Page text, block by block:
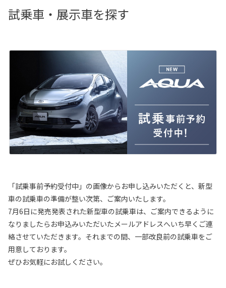
試乗車・展示車を探す
「試乗事前予約受付中」の画像からお申し込みいただくと、新型
車の試乗車の準備が整い次第、ご案内いたします。
7月6日に発売発表された新型車の試乗車は、ご案内できるように
なりましたらお申込みいただいたメールアドレスへいち早くご連
絡させていただきます。それまでの間、一部改良前の試乗車をご
用意しております。
ぜひお気軽にお試しください。